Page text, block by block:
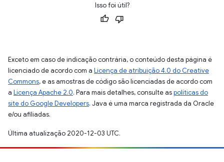
Isso foi útil?
Exceto em caso de indicação contrária, o conteúdo desta página é
licenciado de acordo com a Licença de atribuição 4.0 do Creative
Commons, e as amostras de código são licenciadas de acordo com
a Licença Apache 2.0. Para mais detalhes, consulte aspolíticas do
site do Google Developers. Java é uma marca registrada da Oracle
e/ou afiliadas.
Última atualização 2020-12-03 UTC.